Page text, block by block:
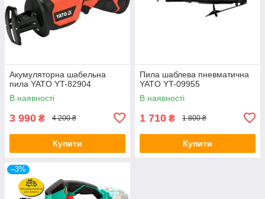
Акумуляторна шабельна
пила YATO YT-82904
В наявності
3 990 ₴ 4 200 ₴
Купити
Пила шаблева пневматична
YATO YT-09955
В наявності
1 710 ₴ 1 800 ₴
Купити
–3%